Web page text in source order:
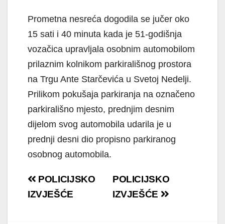
Prometna nesreća dogodila se jučer oko
15 sati i 40 minuta kada je 51-godišnja
vozačica upravljala osobnim automobilom
prilaznim kolnikom parkirališnog prostora
na Trgu Ante Starčevića u Svetoj Nedelji.
Prilikom pokušaja parkiranja na označeno
parkirališno mjesto, prednjim desnim
dijelom svog automobila udarila je u
prednji desni dio propisno parkiranog
osobnog automobila.
Navigacija
objava
POLICIJSKO
IZVJEŠĆE
POLICIJSKO
IZVJEŠĆE